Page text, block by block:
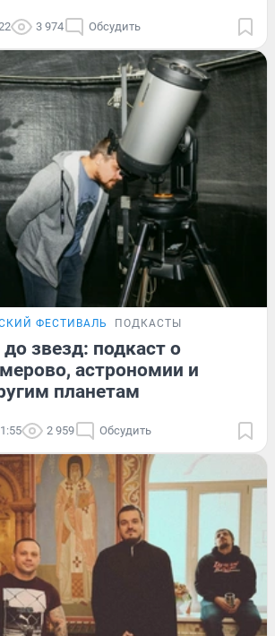
3 974 Обсудить
ФЕСТИВАЛЬ ПОДКАСТЫ
звезд: подкаст о
астрономии и
планетам
2 959 Обсудить